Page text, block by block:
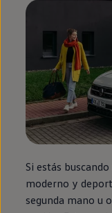
Si estás
moderno y
segunda mano u